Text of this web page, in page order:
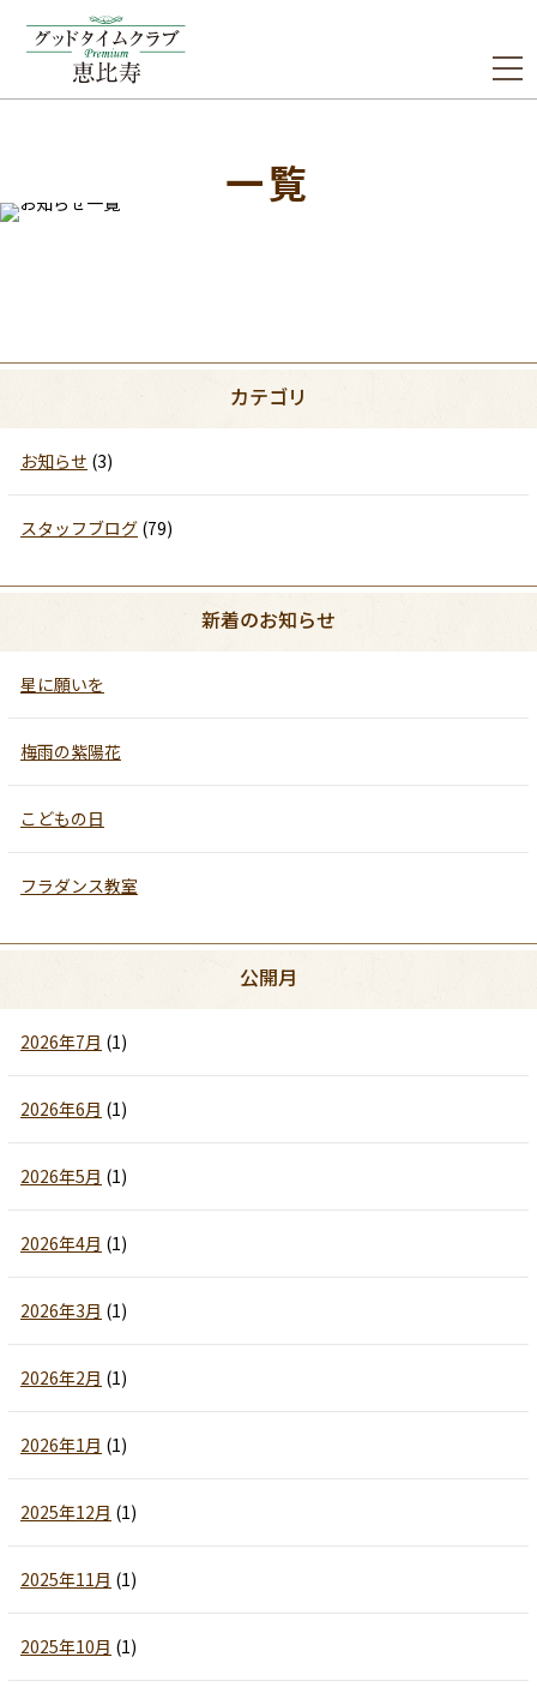
一覧
カテゴリ
お知らせ (3)
スタッフブログ (79)
新着のお知らせ
星に願いを
梅雨の紫陽花
こどもの日
フラダンス教室
公開月
2026年7月 (1)
2026年6月 (1)
2026年5月 (1)
2026年4月 (1)
2026年3月 (1)
2026年2月 (1)
2026年1月 (1)
2025年12月 (1)
2025年11月 (1)
2025年10月 (1)